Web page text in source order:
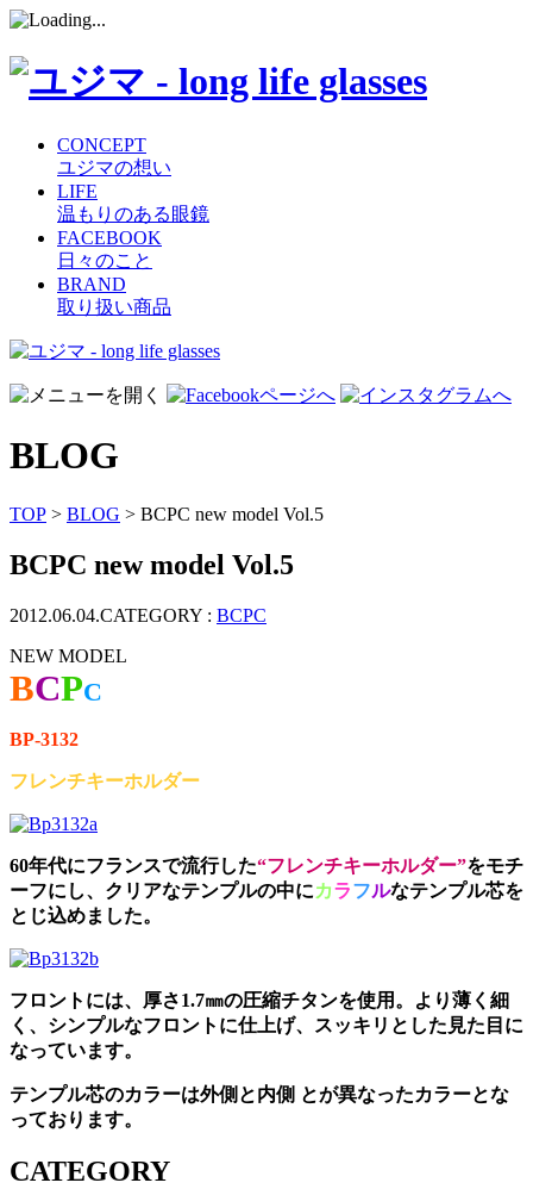
CONCEPT
ユジマの想い
LIFE
温もりのある眼鏡
FACEBOOK
日々のこと
BRAND
取り扱い商品
コ
テ
ツ
へ
キ
プ
BLOG
TOP > BLOG > BCPC new model Vol.5
BCPC new model Vol.5
2012.06.04.CATEGORY : BCPC
NEW MODEL
BCPC
BP-3132
フレンチキーホルダー
60年代にフランスで流行した“フレンチキーホルダー”をモチ
ーフにし、クリアなテンプルの中にカラフルなテンプル芯を
とじ込めました。
フロントには、厚さ1.7㎜の圧縮チタンを使用。より薄く細
く、シンプルなフロントに仕上げ、スッキリとした見た目に
なっています。
テンプル芯のカラーは外側と内側 とが異なったカラーとな
っております。
CATEGORY